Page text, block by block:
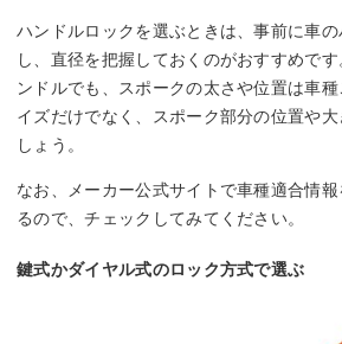
ハンドルロックを選ぶときは、事前に車
し、直径を把握しておくのがおすすめで
ンドルでも、スポークの太さや位置は車
イズだけでなく、スポーク部分の位置や
しょう。
なお、メーカー公式サイトで車種適合情
るので、チェックしてみてください。
鍵式かダイヤル式のロック方式で選ぶ